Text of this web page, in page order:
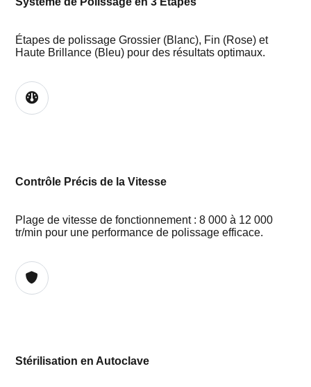
Étapes de polissage Grossier (Blanc), Fin (Rose) et
Haute Brillance (Bleu) pour des résultats optimaux.
Contrôle Précis de la Vitesse
Plage de vitesse de fonctionnement : 8 000 à 12 000
tr/min pour une performance de polissage efficace.
Stérilisation en Autoclave